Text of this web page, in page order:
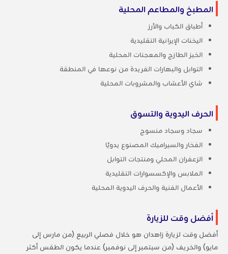
المطبخ والمطاعم المحلية
أطباق الكباب والأرز
اليخنات الإيرانية التقليدية
الخبز الطازج والمعجنات المحلية
التوابل والبهارات الفريدة من نوعها في المنطقة
شاي الأعشاب والمشروبات المحلية
الحرف اليدوية والتسوق
سجاد وسجاد منسوج
الفخار والسيراميك المصنوع يدويًا
الزعفران المحلي ومنتجات التوابل
الملابس والإكسسوارات التقليدية
الأعمال الفنية والحرف اليدوية المحلية
أفضل وقت للزيارة
أفضل وقت لزيارة زاهدان هو خلال فصلي الربيع (من مارس إلى
مايو) والخريف (من سبتمبر إلى نوفمبر) عندما يكون الطقس أكثر